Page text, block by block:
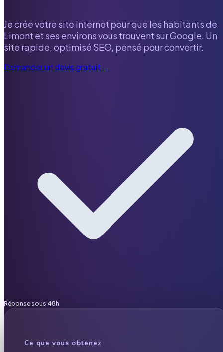
Je crée votre site internet pour que les habitants de
Limont et ses environs vous trouvent sur Google. Un
site rapide, optimisé SEO, pensé pour convertir.
Demander un devis gratuit→
Réponse sous 48h
Ce que vous obtenez